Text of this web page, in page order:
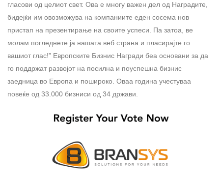
гласови од целиот свет. Ова е многу важен дел од Наградите,
бидејќи им овозможува на компаниите еден сосема нов
пристап на презентирање на своите успеси. Па затоа, ве
молам погледнете ја нашата веб страна и пласирајте го
вашиот глас!” Европските Бизнис Награди беа основани за да
го поддржат развојот на посилна и поуспешна бизнис
заедница во Европа и пошироко. Оваа година учестуваа
повеќе од 33.000 бизниси од 34 држави.